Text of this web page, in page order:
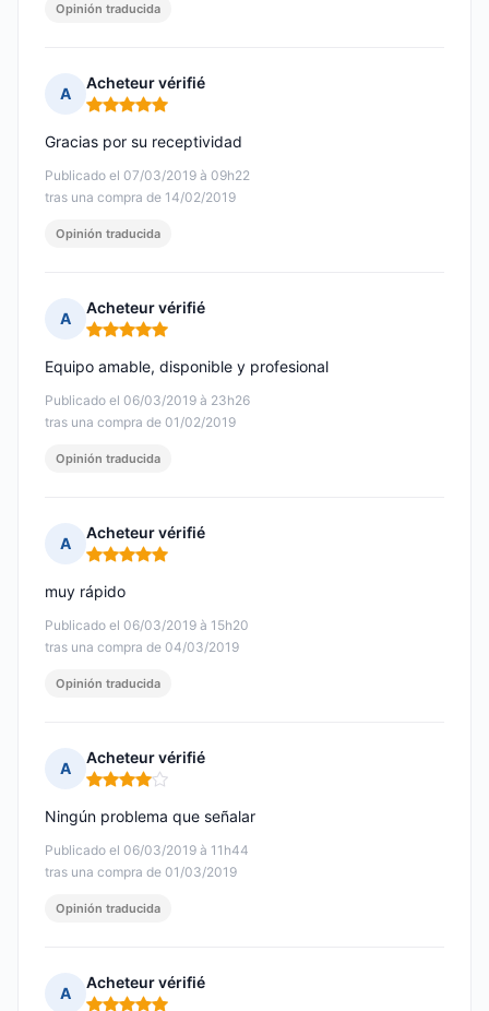
Opinión traducida
A
Acheteur vérifié
Nota: 5 de 5
Publicado el 07/03/2019 à 09h22
tras una compra de 14/02/2019
Gracias por su receptividad
Opinión traducida
A
Acheteur vérifié
Nota: 5 de 5
Publicado el 06/03/2019 à 23h26
tras una compra de 01/02/2019
Equipo amable, disponible y profesional
Opinión traducida
A
Acheteur vérifié
Nota: 5 de 5
Publicado el 06/03/2019 à 15h20
tras una compra de 04/03/2019
muy rápido
Opinión traducida
A
Acheteur vérifié
Nota: 4 de 5
Publicado el 06/03/2019 à 11h44
tras una compra de 01/03/2019
Ningún problema que señalar
Opinión traducida
A
Acheteur vérifié